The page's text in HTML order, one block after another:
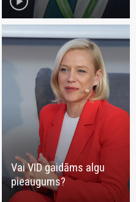
Vai VID gaidāms algu
pieaugums?